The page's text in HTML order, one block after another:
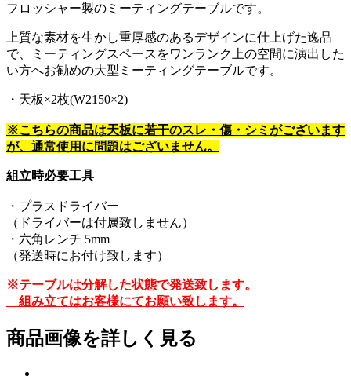
フロッシャー製のミーティングテーブルです。
上質な素材を生かし重厚感のあるデザインに仕上げた逸品
で、ミーティングスペースをワンランク上の空間に演出した
い方へお勧めの大型ミーティングテーブルです。
・天板×2枚(W2150×2)
※こちらの商品は天板に若干のスレ・傷・シミがございます
が、通常使用に問題はございません。
組立時必要工具
・プラスドライバー
（ドライバーは付属致しません）
・六角レンチ 5mm
（発送時にお付け致します）
※テーブルは分解した状態で発送致します。
組み立てはお客様にてお願い致します。
商品画像を詳しく見る